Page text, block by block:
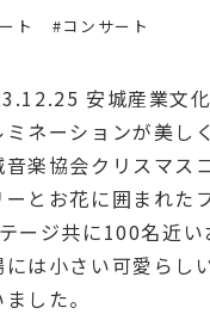
ト #コンサート
安城産業文
ミネーションが美し
音楽協会クリスマス
ーとお花に囲まれた
ージ共に100名近い
には小さい可愛らし
した。